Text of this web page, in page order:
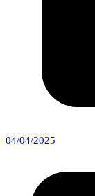
04/04/2025